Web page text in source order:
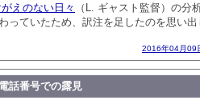
えのない日々
（L. ギャスト監督）の分
っていたため、訳注を足したのを思い
2016年04月09
話番号での露見